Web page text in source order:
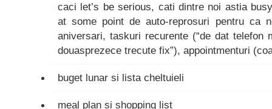
caci let’s be serious, cati dintre noi astia
at some point de auto-reprosuri pentru ca
aniversari, taskuri recurente (“de dat telefon
douasprezece trecute fix”), appointmenturi
buget lunar si lista cheltuieli
meal plan si shopping list